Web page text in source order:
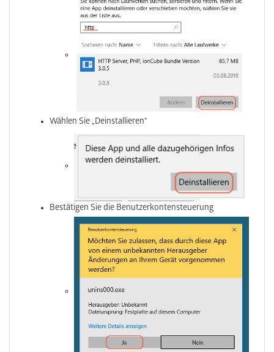
Wählen Sie „Deinstallieren“
Bestätigen Sie die Benutzerkontensteuerung